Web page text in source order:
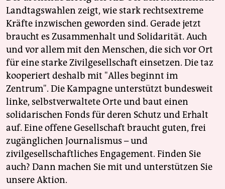
Landtagswahlen zeigt, wie stark rechtsextreme
Kräfte inzwischen geworden sind. Gerade jetzt
braucht es Zusammenhalt und Solidarität. Auch
und vor allem mit den Menschen, die sich vor Ort
für eine starke Zivilgesellschaft einsetzen. Die taz
kooperiert deshalb mit "Alles beginnt im
Zentrum". Die Kampagne unterstützt bundesweit
linke, selbstverwaltete Orte und baut einen
solidarischen Fonds für deren Schutz und Erhalt
auf. Eine offene Gesellschaft braucht guten, frei
zugänglichen Journalismus – und
zivilgesellschaftliches Engagement. Finden Sie
auch? Dann machen Sie mit und unterstützen Sie
unsere Aktion.